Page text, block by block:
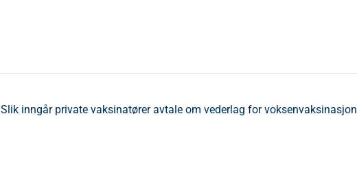
Slik inngår private vaksinatører avtale om vederlag for voksenvaksinasjon